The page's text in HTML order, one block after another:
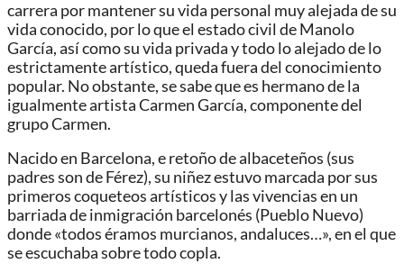
carrera por mantener su vida personal muy alejada de su
vida conocido, por lo que el estado civil de Manolo
García, así como su vida privada y todo lo alejado de lo
estrictamente artístico, queda fuera del conocimiento
popular. No obstante, se sabe que es hermano de la
igualmente artista Carmen García, componente del
grupo Carmen.
Nacido en Barcelona, e retoño de albaceteños (sus
padres son de Férez),​ su niñez estuvo marcada por sus
primeros coqueteos artísticos y las vivencias en un
barriada de inmigración barcelonés (Pueblo Nuevo)
donde «todos éramos murcianos, andaluces…», en el que
se escuchaba sobre todo copla.